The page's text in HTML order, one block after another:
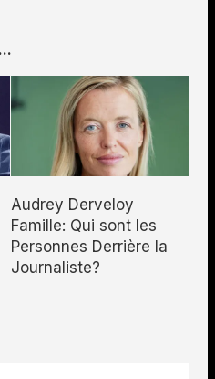
Audrey Derveloy
Famille: Qui sont les
Personnes Derrière la
Journaliste?